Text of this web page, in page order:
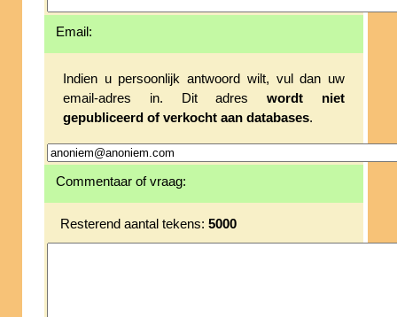
Email:
Indien u persoonlijk antwoord wilt, vul dan uw
email-adres in. Dit adreswordt niet
gepubliceerd of verkocht aan databases.
Commentaar of vraag:
Resterend aantal tekens: 5000